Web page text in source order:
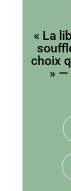
« La
choix
» —